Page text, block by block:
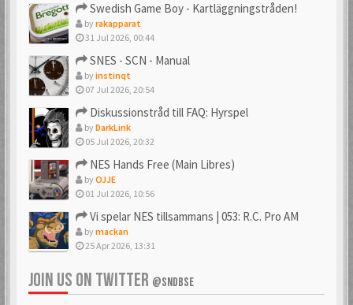
Swedish Game Boy - Kartläggningstråden!
byrakapparat
31 Jul 2026, 00:44
SNES - SCN - Manual
byinstinqt
07 Jul 2026, 20:54
Diskussionstråd till FAQ: Hyrspel
byDarkLink
05 Jul 2026, 20:32
NES Hands Free (Main Libres)
byOJJE
01 Jul 2026, 10:56
Vi spelar NES tillsammans | 053: R.C. Pro AM
bymackan
25 Apr 2026, 13:31
JOIN US ON TWITTER @SNDBSE